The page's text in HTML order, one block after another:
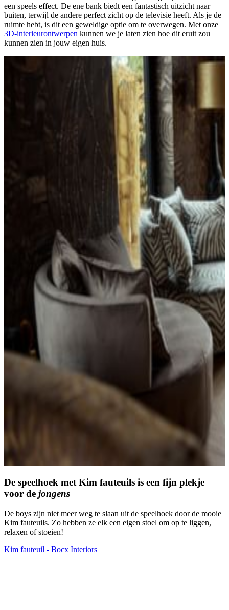
een speels effect. De ene bank biedt een fantastisch uitzicht naar
buiten, terwijl de andere perfect zicht op de televisie heeft. Als je de
ruimte hebt, is dit een geweldige optie om te overwegen. Met onze
3D-interieurontwerpen kunnen we je laten zien hoe dit eruit zou
kunnen zien in jouw eigen huis.
De speelhoek met Kim fauteuils is een fijn plekje
voor de jongens
De boys zijn niet meer weg te slaan uit de speelhoek door de mooie
Kim fauteuils. Zo hebben ze elk een eigen stoel om op te liggen,
relaxen of stoeien!
Kim fauteuil - Bocx Interiors